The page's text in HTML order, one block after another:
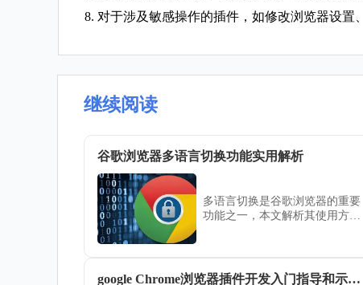
8. 对于涉及敏感操作的插件，如修改浏览器设置
继续阅读
谷歌浏览器多语言切换功能实用解析
多语言切换是谷歌浏览器的重要
功能之一，本文解析其使用方法
google Chrome浏览器插件开发入门指导和示例代码